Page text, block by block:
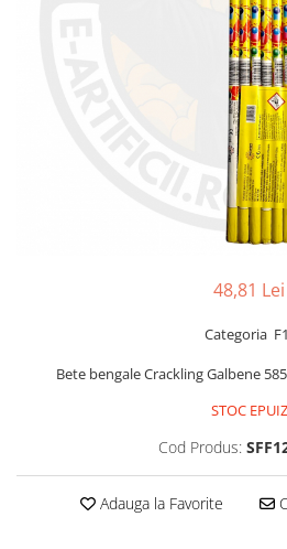
48,81 Lei
Categoria F1
Bete bengale Crackling Galbene
STOC
Cod Produs:
Adauga la Favorite